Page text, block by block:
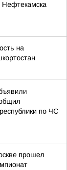
Нефтекамска
на
по ЧС
прошел